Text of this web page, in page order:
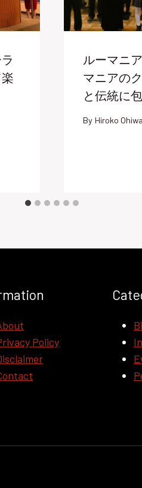
ルーマニ
マニアの
と伝統に
By Hiroko Ohiwa
Policy